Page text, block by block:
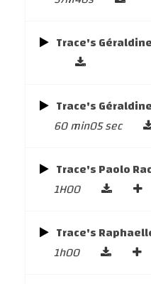
Trace's
Trace's
60 min05 sec
Trace's Paolo
1H00
Trace's
1h00